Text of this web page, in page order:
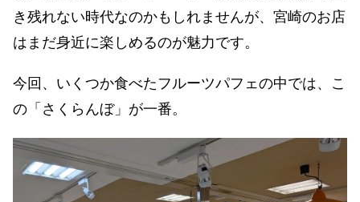
き残れない時代なのかもしれませんが、宮崎のお店
はまだ身近に楽しめるのが魅力です。
今回、いくつか食べたフルーツパフェの中では、こ
の「さくらんぼ」が一番。